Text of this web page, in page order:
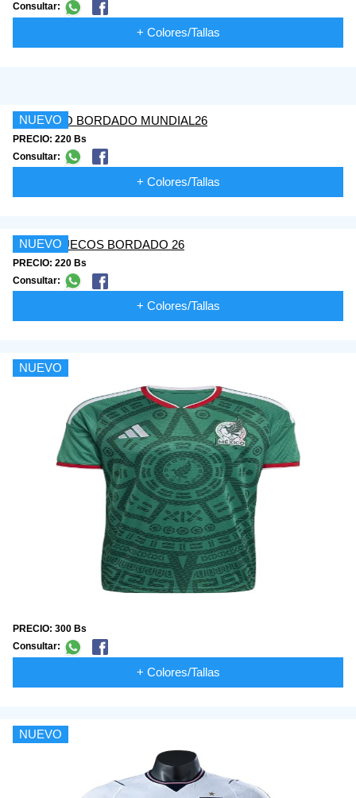
Consultar:
+ Colores/Tallas
NUEVO
PRECIO: 220 Bs
Consultar:
+ Colores/Tallas
NUEVO
PRECIO: 220 Bs
Consultar:
+ Colores/Tallas
NUEVO
PRECIO: 300 Bs
Consultar:
+ Colores/Tallas
NUEVO